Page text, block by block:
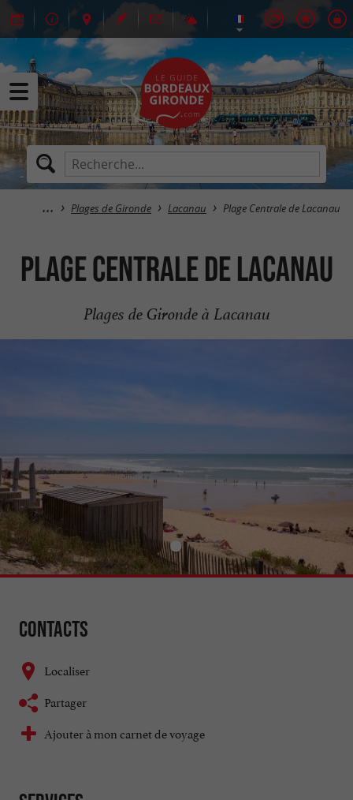
Plages de Gironde Lacanau Plage Centrale de Lacanau
Plage Centrale de Lacanau
Plages de Gironde à Lacanau
Contacts
Localiser
Partager
Ajouter à mon carnet de voyage